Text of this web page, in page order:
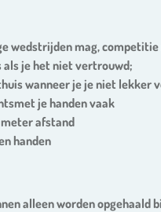
wedstrijden mag, competitie
je het niet vertrouwd;
wanneer je je niet lekker
je handen vaak
meter afstand
handen
alleen worden opgehaald